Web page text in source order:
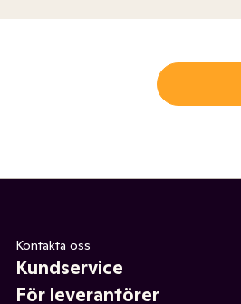
Kontakta oss
Kundservice
För leverantörer